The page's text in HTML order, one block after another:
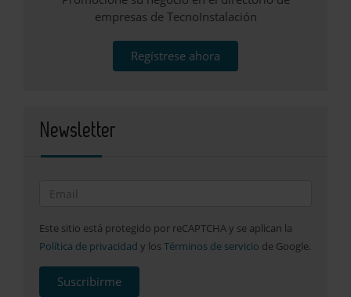
empresas de TecnoInstalación
Regístrese ahora
Newsletter
Este sitio está protegido por reCAPTCHA y se aplican la
Política de privacidad y los Términos de servicio de Google.
Suscribirme